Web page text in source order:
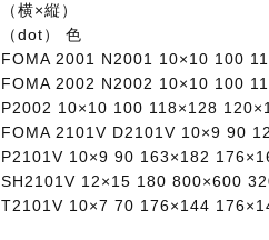
（横×縦）
（dot） 色
FOMA 2001 N2001 10×10 100
FOMA 2002 N2002 10×10 100
P2002 10×10 100 118×128
FOMA 2101V D2101V 10×9 90
P2101V 10×9 90 163×182
SH2101V 12×15 180 800×600
T2101V 10×7 70 176×144